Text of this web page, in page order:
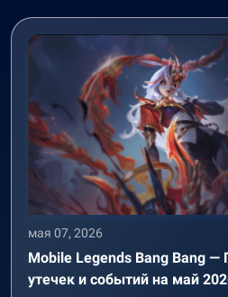
мая 07, 2026
Mobile Legends Bang Bang —
утечек и событий на май